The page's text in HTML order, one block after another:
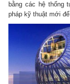
bằng các hệ thống
pháp kỹ thuật mới